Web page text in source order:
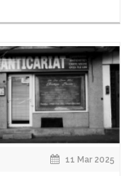
11 Mar 2025